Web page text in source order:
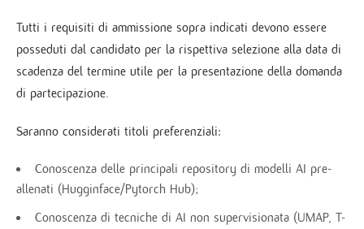
Tutti i requisiti di ammissione sopra indicati devono essere
posseduti dal candidato per la rispettiva selezione alla data di
scadenza del termine utile per la presentazione della domanda
di partecipazione.
Saranno considerati titoli preferenziali:
Conoscenza delle principali repository di modelli AI pre-
allenati (Hugginface/Pytorch Hub);
Conoscenza di tecniche di AI non supervisionata (UMAP, T-